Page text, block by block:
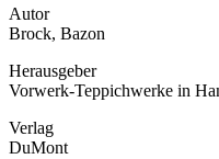
Autor
Brock, Bazon
Herausgeber
Vorwerk-Teppichwerke in
Verlag
DuMont